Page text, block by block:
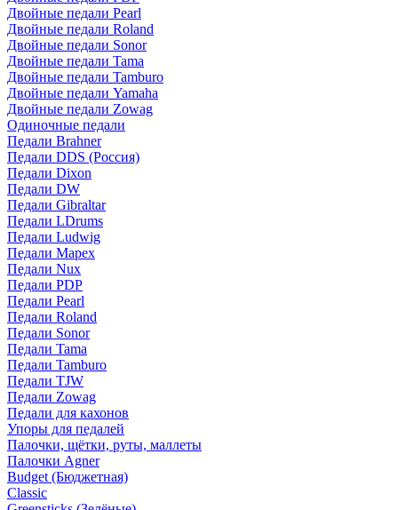
Двойные педали Pearl
Двойные педали Roland
Двойные педали Sonor
Двойные педали Tama
Двойные педали Tamburo
Двойные педали Yamaha
Двойные педали Zowag
Одиночные педали
Педали Brahner
Педали DDS (Россия)
Педали Dixon
Педали DW
Педали Gibraltar
Педали LDrums
Педали Ludwig
Педали Mapex
Педали Nux
Педали PDP
Педали Pearl
Педали Roland
Педали Sonor
Педали Tama
Педали Tamburo
Педали TJW
Педали Zowag
Педали для кахонов
Упоры для педалей
Палочки, щётки, руты, маллеты
Палочки Agner
Budget (Бюджетная)
Classic